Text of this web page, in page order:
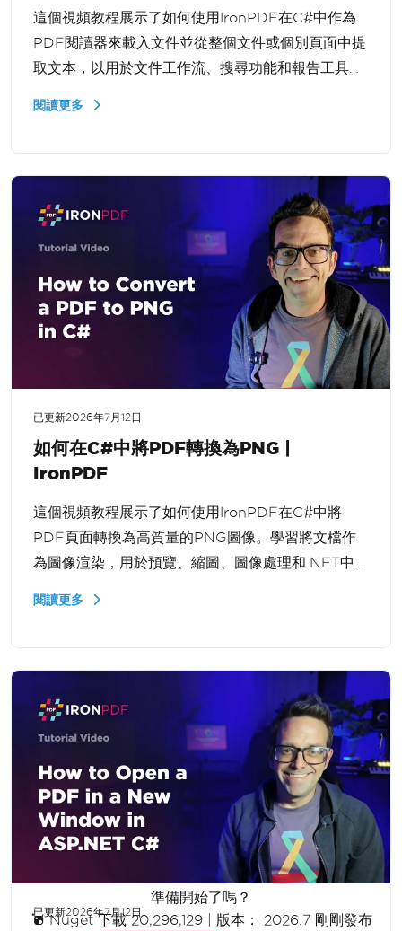
這個視頻教程展示了如何使用IronPDF在C#中作為
PDF閱讀器來載入文件並從整個文件或個別頁面中提
取文本，以用於文件工作流、搜尋功能和報告工具
閱讀更多
已更新2026年7月12日
如何在C#中將PDF轉換為PNG |
IronPDF
這個視頻教程展示了如何使用IronPDF在C#中將
PDF頁面轉換為高質量的PNG圖像。學習將文檔作
為圖像渲染，用於預覽、縮圖、圖像處理和.NET中的
閱讀更多
已更新2026年7月12日
顯示更多
準備開始了嗎？
Nuget 下載 20,296,129| 版本： 2026.7 剛剛發布